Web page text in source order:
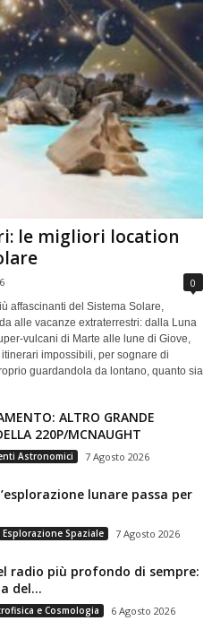
le migliori location
0
affascinanti del Sistema Solare,
alle vacanze extraterrestri: dalla Luna
vulcani di Marte alle lune di Giove,
impossibili, per sognare di
guardandola da lontano, quanto sia
ALTRO GRANDE
220P/MCNAUGHT
Astronomici 7 Agosto 2026
lunare passa per
Spaziale 7 Agosto 2026
radio più profondo di sempre:
del...
e Cosmologia 6 Agosto 2026